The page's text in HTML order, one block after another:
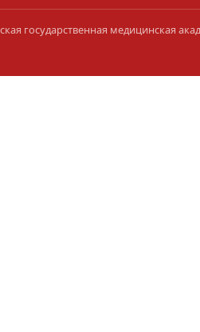
государственная медицинская